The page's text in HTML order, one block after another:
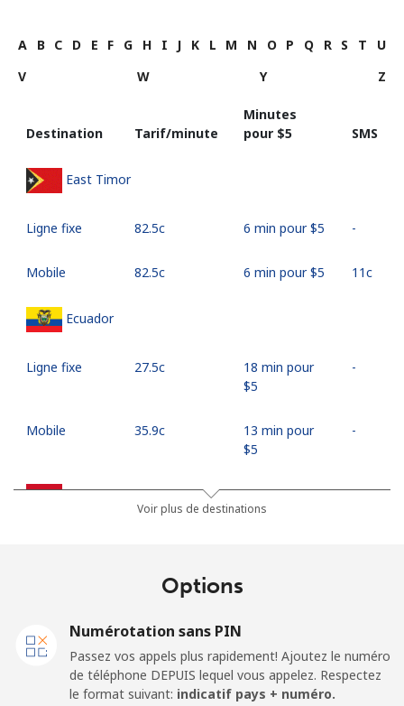
A B C D E F G H I J K L M N O P Q R S T
U
V
W Y Z
Destination Tarif/minute
Minutes
pour ⁦$5⁩
SMS
East Timor
Ligne fixe ⁦82.5c⁩ 6 min pour ⁦$5⁩ -
Mobile ⁦82.5c⁩ 6 min pour ⁦$5⁩ ⁦11c⁩
Ecuador
Ligne fixe ⁦27.5c⁩
18 min pour
⁦$5⁩
-
Mobile ⁦35.9c⁩
13 min pour
⁦$5⁩
-
Egypt
Mobile -
Etisalat
⁦21.9c⁩
22 min pour
⁦$5⁩
-
Voir plus de destinations
Options
Numérotation sans PIN
Passez vos appels plus rapidement! Ajoutez le numéro
de téléphone DEPUIS lequel vous appelez. Respectez
le format suivant: indicatif pays + numéro.